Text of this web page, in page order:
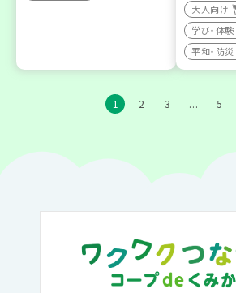
大人向け
学び・体験
平和・防災
1 2 3 … 5